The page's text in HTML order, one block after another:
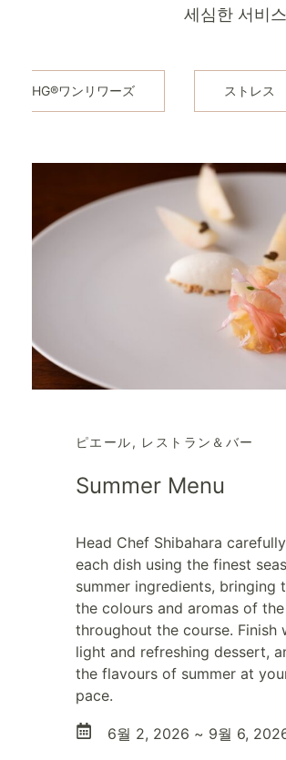
세심한 서비
IHG®ワンリワーズ ストレス
ピエール, レストラン＆バー
Summer Menu
Head Chef Shibahara
each dish using the finest
summer ingredients, bringing
the colours and aromas of
throughout the course. Finish
light and refreshing dessert,
the flavours of summer at
pace.
6월 2, 2026 ~ 9월 6,